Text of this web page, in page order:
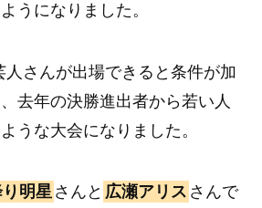
うになりました。
人さんが出場できると条件が加
去年の決勝進出者から若い人
うな大会になりました。
明星 さんと 広瀬アリス さんで